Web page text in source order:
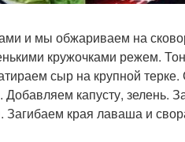
и мы обжариваем на
кружочками режем.
сыр на крупной
капусту, зелень.
Загибаем края лаваша и